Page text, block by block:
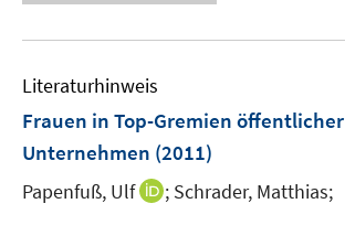
Literaturhinweis
Frauen in Top-Gremien öffentlicher
Unternehmen (2011)
Papenfuß, Ulf
I; Schrader, Matthias;